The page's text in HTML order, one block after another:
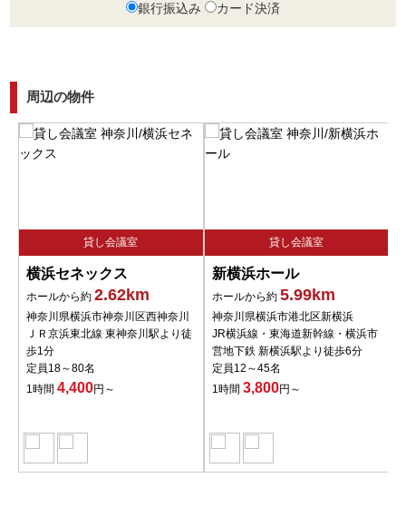
銀行振込み カード決済
周辺の物件
貸し会議室
横浜セネックス
ホールから約 2.62km
神奈川県横浜市神奈川区西神奈川
ＪＲ京浜東北線 東神奈川駅より徒
歩1分
定員18～80名
1時間 4,400円～
貸し会議室
新横浜ホール
ホールから約 5.99km
神奈川県横浜市港北区新横浜
JR横浜線・東海道新幹線・横浜市
営地下鉄 新横浜駅より徒歩6分
定員12～45名
1時間 3,800円～